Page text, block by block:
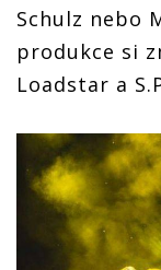
Schulz nebo
produkce si
Loadstar a